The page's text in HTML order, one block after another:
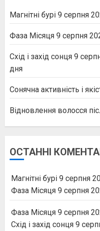
Магнітні бурі 9 серпня
Фаза Місяця 9 серпня
Схід і захід сонця 9
дня
Сонячна активність і
Відновлення волосся
ОСТАННІ
Магнітні бурі 9 серпня
Фаза Місяця 9 серпня
Фаза Місяця 9 серпня
Схід і захід сонця 9